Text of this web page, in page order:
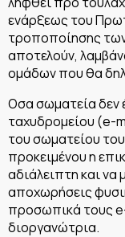
ενάρξεως του
τροποποίησης
αποτελούν,
ομάδων που θα
Οσα σωματεία δεν
ταχυδρομείου (e-
του σωματείου
προκειμένου η
αδιάλειπτη και
αποχωρήσεις
προσωπικά τους
διοργανώτρια.